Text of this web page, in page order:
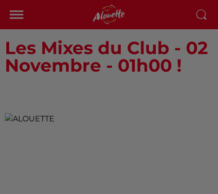
Les Mixes du Club - 02
Novembre - 01h00 !